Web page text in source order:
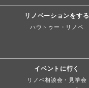
リノベーションをする
ハウトゥー・リノベ
イベントに行く
リノベ相談会・見学会